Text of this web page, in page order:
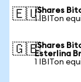
🇪🇺iShares
1 IBITon
🇬🇧iShares
Esterlina
1 IBITon